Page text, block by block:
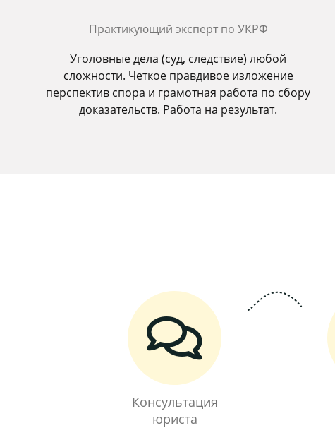
Практикующий эксперт по УКРФ
Уголовные дела (суд, следствие) любой
сложности. Четкое правдивое изложение
перспектив спора и грамотная работа по сбору
доказательств. Работа на результат.
Консультация
юриста